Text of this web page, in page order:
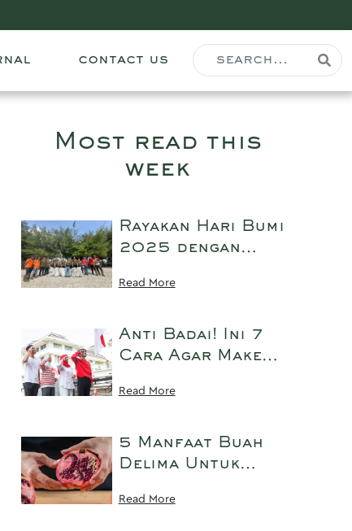
contact us
Most read this
week
Rayakan Hari Bumi
2025 dengan
Beauté: Menanam
Bersih-Bersih
Pantai, dan
Botol, Rawat Bumi
Read More
Anti Badai! Ini 7
Cara Agar Make
dan Tahan Lama
an
Read More
5 Manfaat Buah
Delima Untuk
untuk Anti-Aging
Read More